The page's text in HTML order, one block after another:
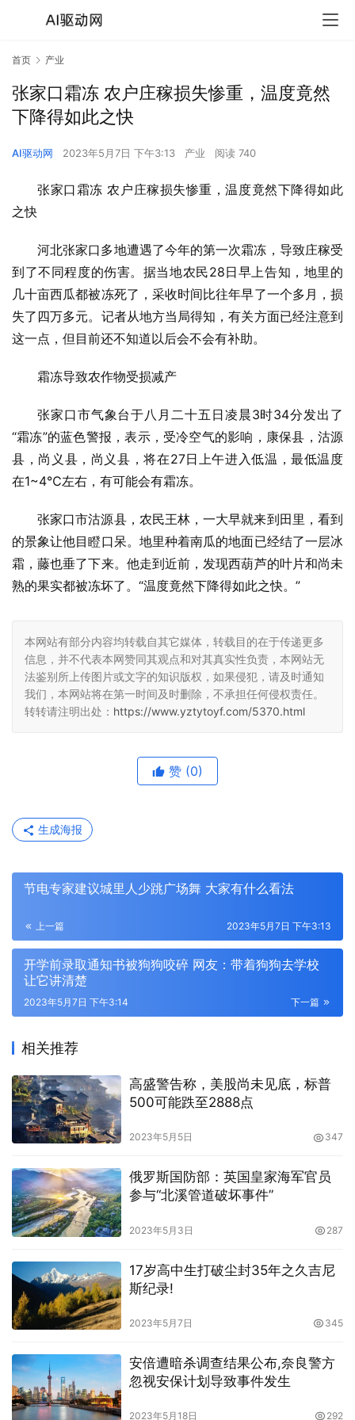
首页 产业
张家口霜冻 农户庄稼损失惨重，温度竟然
下降得如此之快
AI驱动网 2023年5月7日 下午3:13 产业 阅读 740
张家口霜冻 农户庄稼损失惨重，温度竟然下降得如此
之快
河北张家口多地遭遇了今年的第一次霜冻，导致庄稼受
到了不同程度的伤害。据当地农民28日早上告知，地里的
几十亩西瓜都被冻死了，采收时间比往年早了一个多月，损
失了四万多元。记者从地方当局得知，有关方面已经注意到
这一点，但目前还不知道以后会不会有补助。
霜冻导致农作物受损减产
张家口市气象台于八月二十五日凌晨3时34分发出了
“霜冻”的蓝色警报，表示，受冷空气的影响，康保县，沽源
县，尚义县，尚义县，将在27日上午进入低温，最低温度
在1~4℃左右，有可能会有霜冻。
张家口市沽源县，农民王林，一大早就来到田里，看到
的景象让他目瞪口呆。地里种着南瓜的地面已经结了一层冰
霜，藤也垂了下来。他走到近前，发现西葫芦的叶片和尚未
熟的果实都被冻坏了。“温度竟然下降得如此之快。”
本网站有部分内容均转载自其它媒体，转载目的在于传递更多
信息，并不代表本网赞同其观点和对其真实性负责，本网站无
法鉴别所上传图片或文字的知识版权，如果侵犯，请及时通知
我们，本网站将在第一时间及时删除，不承担任何侵权责任。
转转请注明出处： https://www.yztytoyf.com/5370.html
赞 (0)
生成海报
节电专家建议城里人少跳广场舞 大家有什么看法
上一篇 2023年5月7日 下午3:13
开学前录取通知书被狗狗咬碎 网友：带着狗狗去学校
让它讲清楚
下一篇
2023年5月7日 下午3:14
相关推荐
高盛警告称，美股尚未见底，标普
500可能跌至2888点
2023年5月5日 347
俄罗斯国防部：英国皇家海军官员
参与“北溪管道破坏事件”
2023年5月3日 287
17岁高中生打破尘封35年之久吉尼
斯纪录!
2023年5月7日 345
安倍遭暗杀调查结果公布,奈良警方
忽视安保计划导致事件发生
2023年5月18日 292